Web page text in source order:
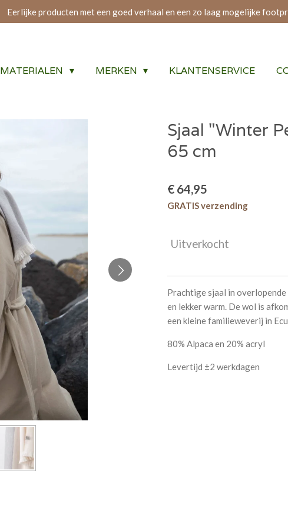
Eerlijke producten met een goed verhaal en een zo laag mogelijke
MATERIALEN MERKEN KLANTENSERVICE
Sjaal "Winter
65 cm
€ 64,95
GRATIS verzending
Uitverkocht
Prachtige sjaal in
en lekker warm. De wol is
een kleine familieweverij in
80% Alpaca en 20% acryl
Levertijd ±2 werkdagen